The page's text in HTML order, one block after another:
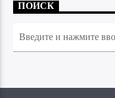
ПОИСК